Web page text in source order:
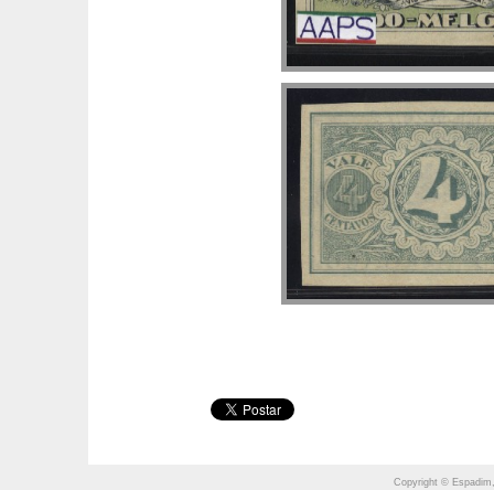
Copyright ©